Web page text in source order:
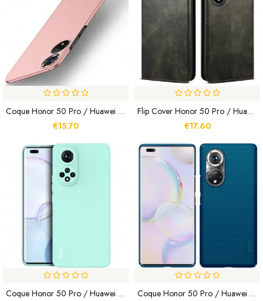
Coque Honor 50 Pro / Huawei Nova 9 Pro MOFI
€15.70
Flip Cover Honor 50 Pro / Huawei Nova 9 Pro Simili Cuir Ciré
€17.60
Coque Honor 50 Pro / Huawei Nova 9 Pro IMAK UC-1
Coque Honor 50 Pro / Huawei Nova 9 Pro Rigide Givré Nillkin